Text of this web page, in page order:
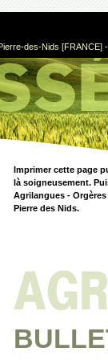
des-Nids [FRANCE]
Imprimer cette page
là soigneusement.
Agrilangues - Orgères
Pierre des Nids.